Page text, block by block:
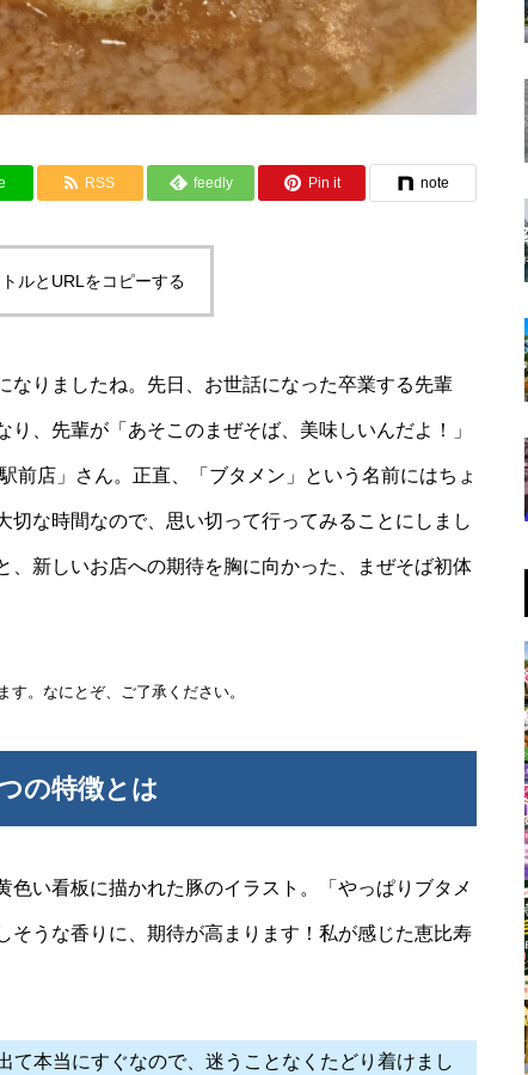
RSS feedly Pin it note
ルとURLをコピーする
りましたね。先日、お世話になった卒業する先輩
、先輩が「あそこのまぜそば、美味しいんだよ！」
前店」さん。正直、「ブタメン」という名前にはちょ
な時間なので、思い切って行ってみることにしまし
、新しいお店への期待を胸に向かった、まぜそば初体
。なにとぞ、ご了承ください。
の特徴とは
い看板に描かれた豚のイラスト。「やっぱりブタメ
うな香りに、期待が高まります！私が感じた恵比寿
て本当にすぐなので、迷うことなくたどり着けまし